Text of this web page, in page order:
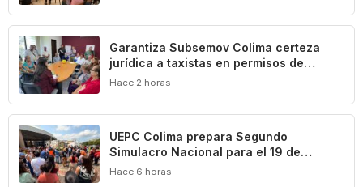
Garantiza Subsemov Colima certeza
jurídica a taxistas en permisos de
operación de unidades ecológicas
Hace 2 horas
UEPC Colima prepara Segundo
Simulacro Nacional para el 19 de
septiembre
Hace 6 horas